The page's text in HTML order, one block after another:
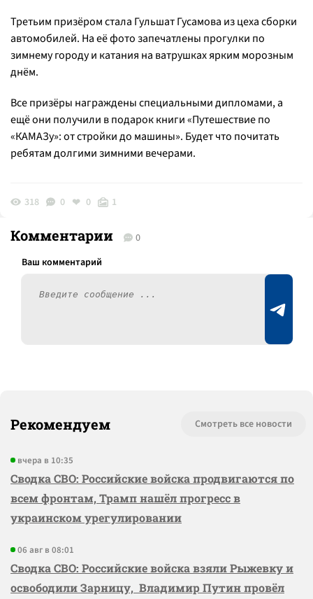
Третьим призёром стала Гульшат Гусамова из цеха сборки
автомобилей. На её фото запечатлены прогулки по
зимнему городу и катания на ватрушках ярким морозным
днём.
Все призёры награждены специальными дипломами, а
ещё они получили в подарок книги «Путешествие по
«КАМАЗу»: от стройки до машины». Будет что почитать
ребятам долгими зимними вечерами.
318 0 0 1
Комментарии 0
Рекомендуем Смотреть все новости
вчера в 10:35
Сводка СВО: Российские войска продвигаются по
всем фронтам, Трамп нашёл прогресс в
украинском урегулировании
06 авг в 08:01
Сводка СВО: Российские войска взяли Рыжевку и
освободили Зарницу, Владимир Путин провёл